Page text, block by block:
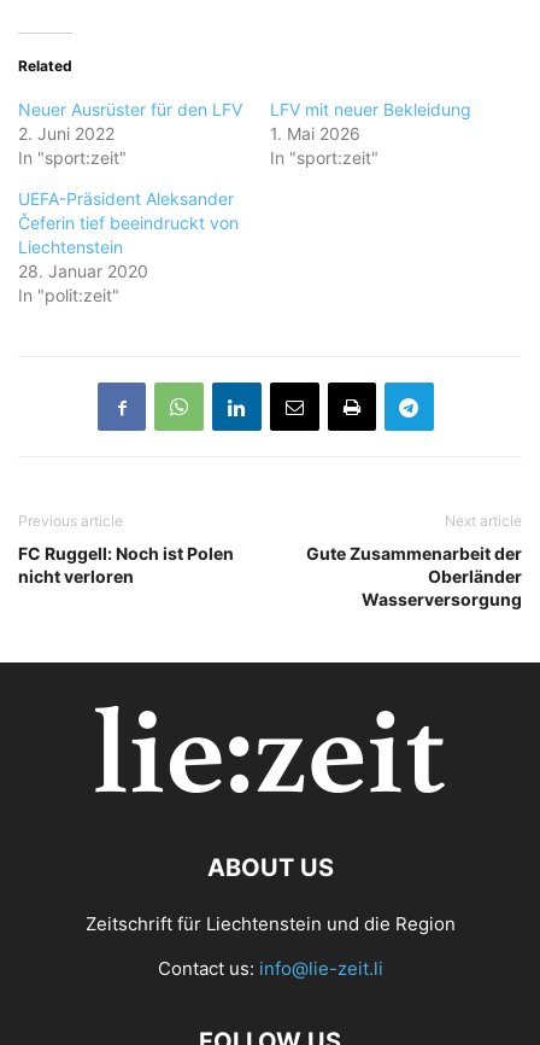
Related
Neuer Ausrüster für den LFV
2. Juni 2022
In "sport:zeit"
LFV mit neuer Bekleidung
1. Mai 2026
In "sport:zeit"
UEFA-Präsident Aleksander
Čeferin tief beeindruckt von
Liechtenstein
28. Januar 2020
In "polit:zeit"
Previous article
FC Ruggell: Noch ist Polen
nicht verloren
Next article
Gute Zusammenarbeit der
Oberländer
Wasserversorgung
ABOUT US
Zeitschrift für Liechtenstein und die Region
Contact us: info@lie-zeit.li